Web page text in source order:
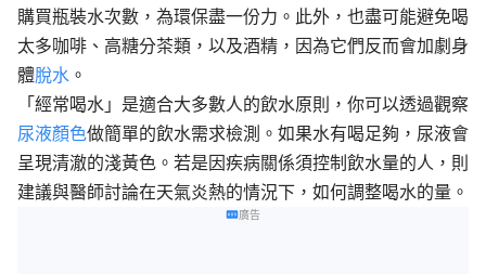
購買瓶裝水次數，為環保盡一份力。此外，也盡可能避免喝
太多咖啡、高糖分茶類，以及酒精，因為它們反而會加劇身
體脫水 。
「經常喝水」是適合大多數人的飲水原則，你可以透過觀察
尿液顏色做簡單的飲水需求檢測。如果水有喝足夠，尿液會
呈現清澈的淺黃色。若是因疾病關係須控制飲水量的人，則
建議與醫師討論在天氣炎熱的情況下，如何調整喝水的量。
廣告